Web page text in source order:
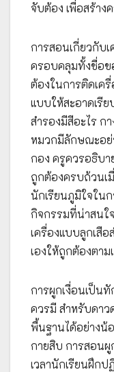
จับต้อง เพื่อสร้าง
การสอนเกี่ยวกับ
ครอบคลุมทั้งชื่อข
ต้องในการติดเค
แบบให้สะอาดเรีย
สำรองมีสีอะไร ก
หมวกมีลักษณะอย่
กอง ครูควรอธิบ
ถูกต้องครบถ้วนเ
นักเรียนภูมิใจใน
กิจกรรมที่น่าสนใ
เครื่องแบบลูกเสื
เองให้ถูกต้องตาม
การผูกเงื่อนเป็น
ควรมี สำหรับดาว
พื้นฐานได้อย่างน้
กายสิบ การสอน
เวลานักเรียนฝึก